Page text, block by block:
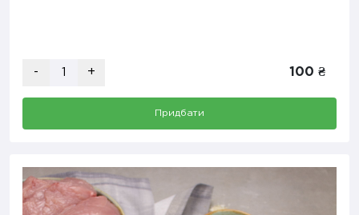
- + 100 ₴
Придбати